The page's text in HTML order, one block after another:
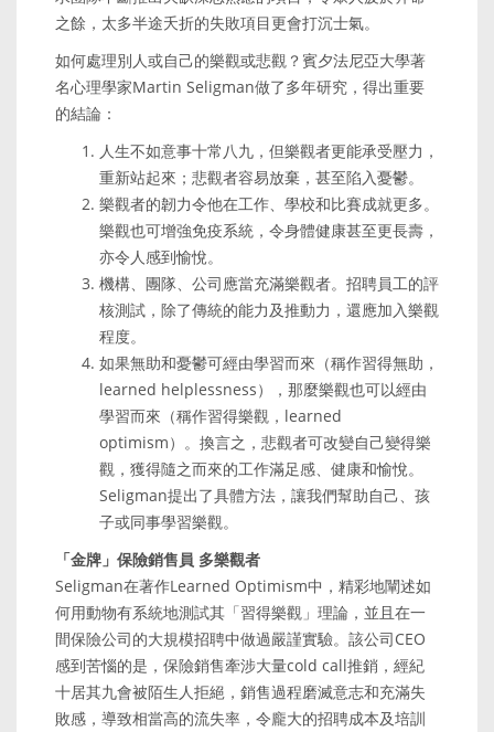
之餘，太多半途夭折的失敗項目更會打沉士氣。
如何處理別人或自己的樂觀或悲觀？賓夕法尼亞大學著
名心理學家Martin Seligman做了多年研究，得出重要
的結論：
人生不如意事十常八九，但樂觀者更能承受壓力，
重新站起來；悲觀者容易放棄，甚至陷入憂鬱。
樂觀者的韌力令他在工作、學校和比賽成就更多。
樂觀也可增強免疫系統，令身體健康甚至更長壽，
亦令人感到愉悅。
機構、團隊、公司應當充滿樂觀者。招聘員工的評
核測試，除了傳統的能力及推動力，還應加入樂觀
程度。
如果無助和憂鬱可經由學習而來（稱作習得無助，
learned helplessness），那麼樂觀也可以經由
學習而來（稱作習得樂觀，learned
optimism）。換言之，悲觀者可改變自己變得樂
觀，獲得隨之而來的工作滿足感、健康和愉悅。
Seligman提出了具體方法，讓我們幫助自己、孩
子或同事學習樂觀。
「金牌」保險銷售員 多樂觀者
Seligman在著作Learned Optimism中，精彩地闡述如
何用動物有系統地測試其「習得樂觀」理論，並且在一
間保險公司的大規模招聘中做過嚴謹實驗。該公司CEO
感到苦惱的是，保險銷售牽涉大量cold call推銷，經紀
十居其九會被陌生人拒絕，銷售過程磨滅意志和充滿失
敗感，導致相當高的流失率，令龐大的招聘成本及培訓